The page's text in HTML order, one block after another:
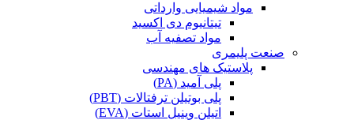
مواد شیمیایی وارداتی
تیتانیوم دی اکسید
مواد تصفیه آب
صنعت پلیمری
پلاستیک های مهندسی
پلی آمید (PA)
پلی بوتیلن ترفتالات (PBT)
اتیلن وینیل استات (EVA)